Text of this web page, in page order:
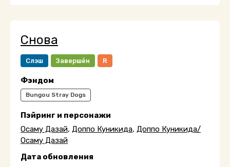
Снова
Слэш Завершён R
Фэндом
Bungou Stray Dogs
Пэйринг и персонажи
Осаму Дазай, Доппо Куникида, Доппо Куникида/
Осаму Дазай
Дата обновления